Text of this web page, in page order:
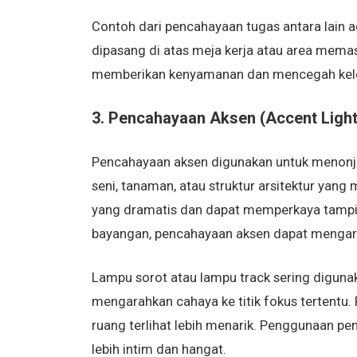
Contoh dari pencahayaan tugas antara lain
dipasang di atas meja kerja atau area
memberikan kenyamanan dan mencegah
3. Pencahayaan Aksen (Accent
Pencahayaan aksen digunakan untuk
seni, tanaman, atau struktur arsitektur yang
yang dramatis dan dapat memperkaya
bayangan, pencahayaan aksen dapat
Lampu sorot atau lampu track sering
mengarahkan cahaya ke titik fokus
ruang terlihat lebih menarik. Penggunaan
lebih intim dan hangat.